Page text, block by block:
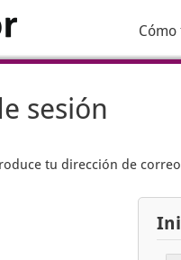
Cómo
sesión
tu dirección de